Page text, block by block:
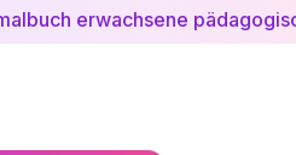
erwachsene